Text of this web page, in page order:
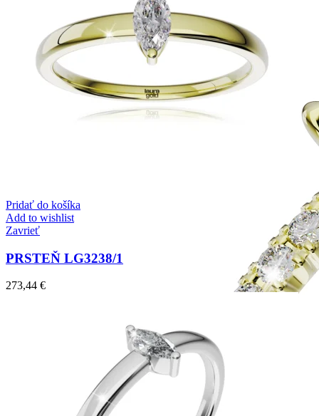
Zásnubné prstne z kolekcie Jewel of Love.
Pridať do košíka
Add to wishlist
Zavrieť
PRSTEŇ LG3238/1
273,44 €